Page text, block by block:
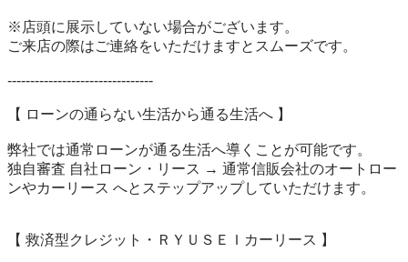
※店頭に展示していない場合がございます。
ご来店の際はご連絡をいただけますとスムーズです。
--------------------------------
【 ローンの通らない生活から通る生活へ 】
弊社では通常ローンが通る生活へ導くことが可能です。
独自審査 自社ローン・リース → 通常信販会社のオートロー
ンやカーリース へとステップアップしていただけます。
【 救済型クレジット・ＲＹＵＳＥＩカーリース 】